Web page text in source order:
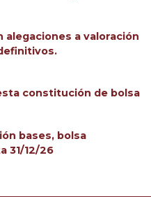
alegaciones a valoración
constitución de bolsa
bases, bolsa
31/12/26